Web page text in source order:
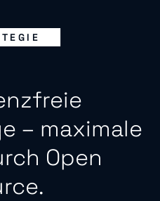
– maximale
Open